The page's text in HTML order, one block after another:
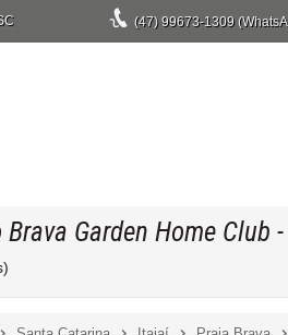
(47) 99673-1309
Garden Home Club